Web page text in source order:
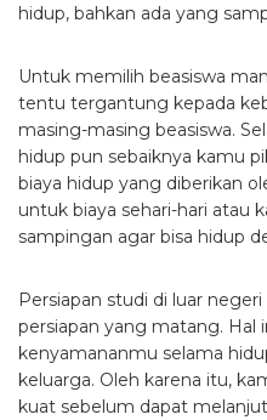
hidup, bahkan ada yang
Untuk memilih beasiswa
tentu tergantung kepada
masing-masing beasiswa.
hidup pun sebaiknya kamu
biaya hidup yang diberikan
untuk biaya sehari-hari atau
sampingan agar bisa hidup
Persiapan studi di luar negeri
persiapan yang matang. Hal
kenyamananmu selama
keluarga. Oleh karena itu,
kuat sebelum dapat